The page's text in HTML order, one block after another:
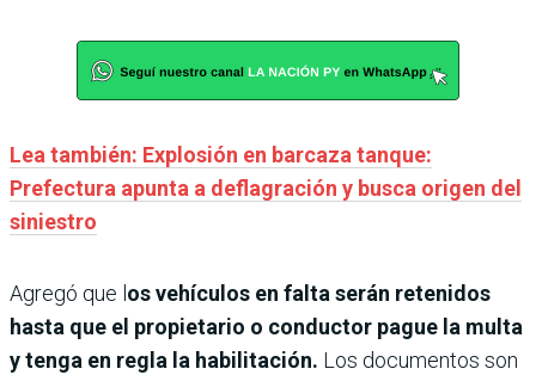
Lea también: Explosión en barcaza tanque:
Prefectura apunta a deflagración y busca origen del
siniestro
Agregó que l os vehículos en falta serán retenidos
hasta que el propietario o conductor pague la multa
y tenga en regla la habilitación. Los documentos son